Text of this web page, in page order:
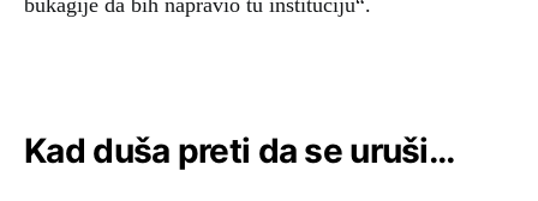
bukagije da bih napravio tu instituciju“.
Kad duša preti da se uruši…